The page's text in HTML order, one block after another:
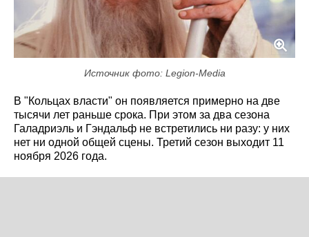
Источник фото: Legion-Media
В "Кольцах власти" он появляется примерно на две
тысячи лет раньше срока. При этом за два сезона
Галадриэль и Гэндальф не встретились ни разу: у них
нет ни одной общей сцены. Третий сезон выходит 11
ноября 2026 года.